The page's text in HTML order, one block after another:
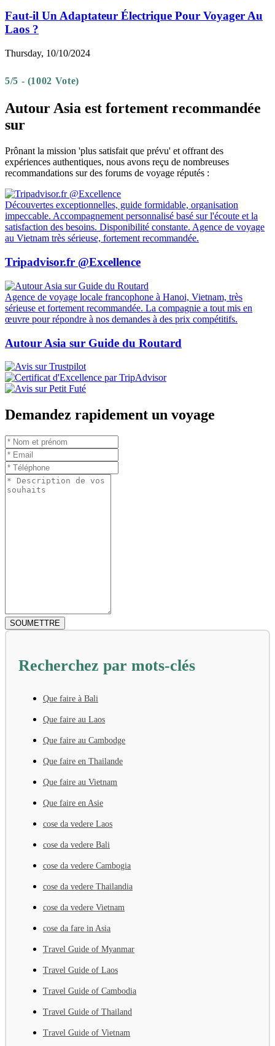
Faut-il Un Adaptateur Électrique Pour Voyager Au
Laos ?
Thursday, 10/10/2024
5/5 - (1002 Vote)
Autour Asia est fortement recommandée
sur
Prônant la mission 'plus satisfait que prévu' et offrant des
expériences authentiques, nous avons reçu de nombreuses
recommandations sur des forums de voyage réputés :
Découvertes exceptionnelles, guide formidable, organisation
impeccable. Accompagnement personnalisé basé sur l'écoute et la
satisfaction des besoins. Disponibilité constante. Agence de voyage
au Vietnam très sérieuse, fortement recommandée.
Tripadvisor.fr @Excellence
Agence de voyage locale francophone à Hanoi, Vietnam, très
sérieuse et fortement recommandée. La compagnie a tout mis en
œuvre pour répondre à nos demandes à des prix compétitifs.
Autour Asia sur Guide du Routard
Demandez rapidement un voyage
Recherchez par mots-clés
Que faire à Bali
Que faire au Laos
Que faire au Cambodge
Que faire en Thailande
Que faire au Vietnam
Que faire en Asie
cose da vedere Laos
cose da vedere Bali
cose da vedere Cambogia
cose da vedere Thailandia
cose da vedere Vietnam
cose da fare in Asia
Travel Guide of Myanmar
Travel Guide of Laos
Travel Guide of Cambodia
Travel Guide of Thailand
Travel Guide of Vietnam